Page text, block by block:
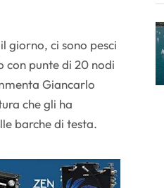
giorno, ci sono pesci
con punte di 20 nodi
Giancarlo
che gli ha
barche di testa.